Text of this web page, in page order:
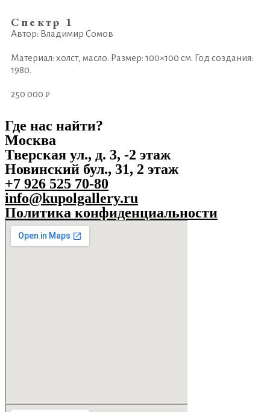
Спектр 1
Автор: Владимир Сомов
Материал: холст, масло. Размер: 100×100 см. Год создания:
1980.
250 000 ₽
Где нас найти?
Москва
Тверская ул., д. 3, -2 этаж
Новинский бул., 31, 2 этаж
+7 926 525 70-80
info@kupolgallery.ru
Политика конфиденциальности